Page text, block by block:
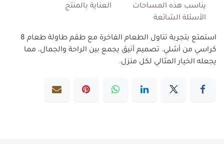
يناسب هذه المساحات
العناية بالمنتج
الأسئلة الشائعة
استمتع بتجربة تناول الطعام الفاخرة مع طقم طاولة طعام 8
كراسي من أشلي. تصميم أنيق يجمع بين الراحة والجمال، مما
يجعله الخيار المثالي لكل منزل.